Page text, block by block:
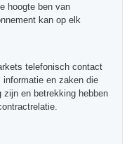
hoogte ben van
kan op elk
telefonisch contact
en zaken die
zijn en betrekking hebben